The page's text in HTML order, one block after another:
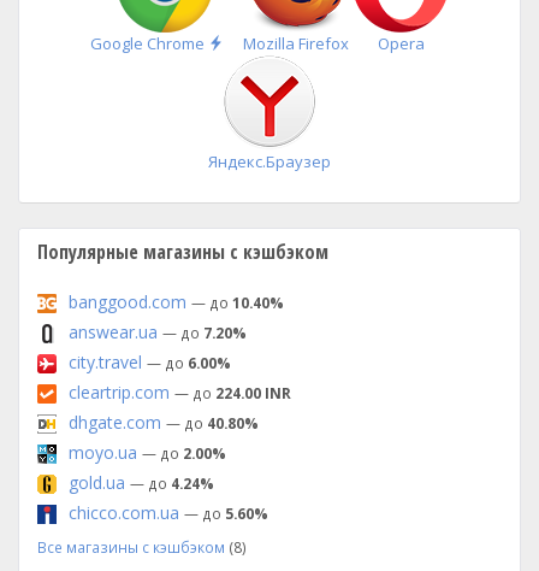
Google Chrome
Быстрая
установка
Mozilla Firefox Opera
Яндекс.Браузер
Популярные магазины с кэшбэком
banggood.com — до 10.40%
answear.ua — до 7.20%
city.travel — до 6.00%
cleartrip.com — до 224.00 INR
dhgate.com — до 40.80%
moyo.ua — до 2.00%
gold.ua — до 4.24%
chicco.com.ua — до 5.60%
Все магазины с кэшбэком (8)